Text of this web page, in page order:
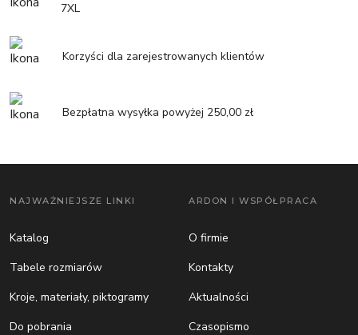
7XL
Korzyści dla zarejestrowanych klientów
Bezpłatna wysyłka powyżej 250,00 zł
NAJWAŻNIEJSZE LINKI
Katalog
Tabele rozmiarów
Kroje, materiały, piktogramy
Do pobrania
ARDON I WSPÓŁPRACA
O firmie
Kontakty
Aktualności
Czasopismo